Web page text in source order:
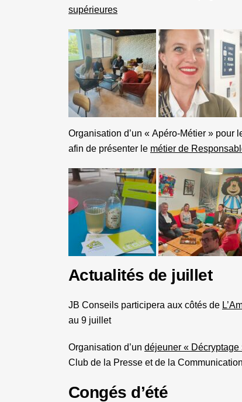
supérieures
Organisation d’un « Apéro-Métier »
afin de présenter le métier de
Actualités de juillet
JB Conseils participera aux côtés de
au 9 juillet
Organisation d’un déjeuner «
Club de la Presse et de la
Congés d’été